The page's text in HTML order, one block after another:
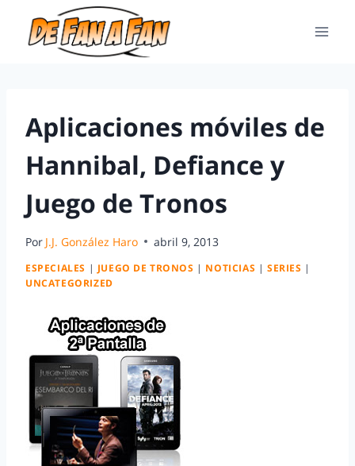
Aplicaciones móviles de
Hannibal, Defiance y
Juego de Tronos
Por J.J. González Haro abril 9, 2013
ESPECIALES | JUEGO DE TRONOS | NOTICIAS |SERIES |
UNCATEGORIZED